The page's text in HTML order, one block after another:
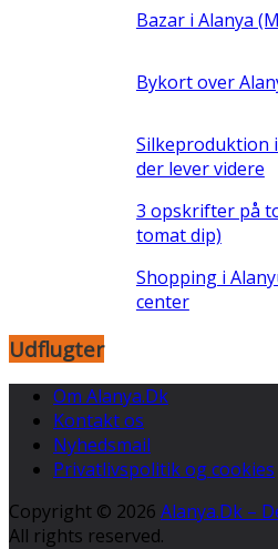
Bazar i Alanya
Bykort over
Silkeproduktion
der lever videre
3 opskrifter på
tomat dip)
Shopping i
center
Udflugter
Om Alanya.Dk
Kontakt os
Nyhedsmail
Privatlivspolitik og cookies
Copyright © 2026 Alanya.Dk –
All rights reserved.